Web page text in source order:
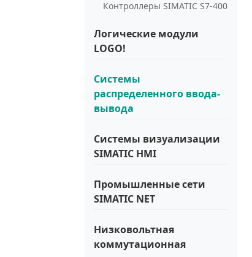
Контроллеры SIMATIC S7-400
Логические модули
LOGO!
Системы
распределенного ввода-
вывода
Системы визуализации
SIMATIC HMI
Промышленные сети
SIMATIC NET
Низковольтная
коммутационная